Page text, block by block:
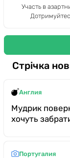
Участь в
Стрічка
Англия
Мудрик
хочуть
Португалия